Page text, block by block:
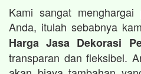
Kami sangat menghargai
Anda, itulah sebabnya
Harga Jasa Dekorasi
transparan dan fleksibel.